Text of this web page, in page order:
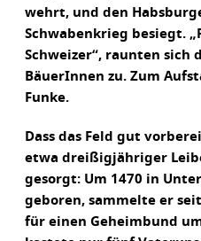
wehrt, und den
Schwabenkrieg besiegt.
Schweizer“, raunten sich
BäuerInnen zu. Zum
Funke.
Dass das Feld gut
etwa dreißigjähriger
gesorgt: Um 1470 in
geboren, sammelte er
für einen Geheimbund